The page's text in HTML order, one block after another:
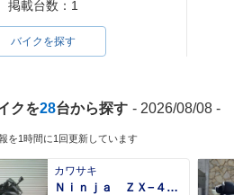
掲載台数：1
バイクを探す
クを28台から探す - 2026/08/08 -
を1時間に1回更新しています
カワサキ
Ｎｉｎｊａ ＺＸ−４Ｒ ＳＥ